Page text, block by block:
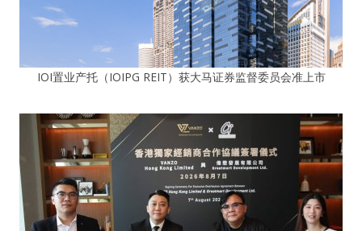
IOI置业产托（IOIPG REIT）获大马证券监督委员会准上市